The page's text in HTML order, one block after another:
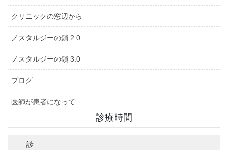
クリニックの窓辺から
ノスタルジーの鎖 2.0
ノスタルジーの鎖 3.0
ブログ
医師が患者になって
診療時間
診